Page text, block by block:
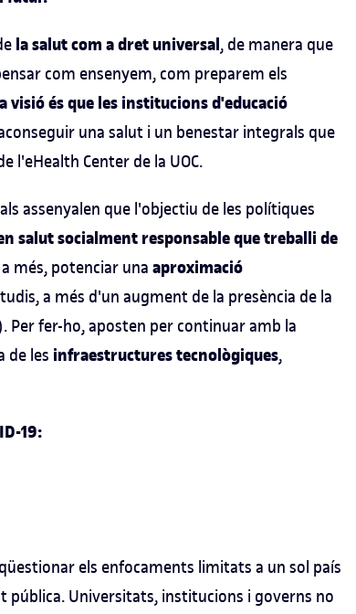
la salut com a dret universal, de manera que
com ensenyem, com preparem els
visió és que les institucions d'educació
una salut i un benestar integrals que
l'eHealth Center de la UOC.
assenyalen que l'objectiu de les polítiques
salut socialment responsable que treballi de
més, potenciar una aproximació
a més d'un augment de la presència de la
Per fer-ho, aposten per continuar amb la
de les infraestructures tecnològiques,
19:
els enfocaments limitats a un sol país
pública. Universitats, institucions i governs no